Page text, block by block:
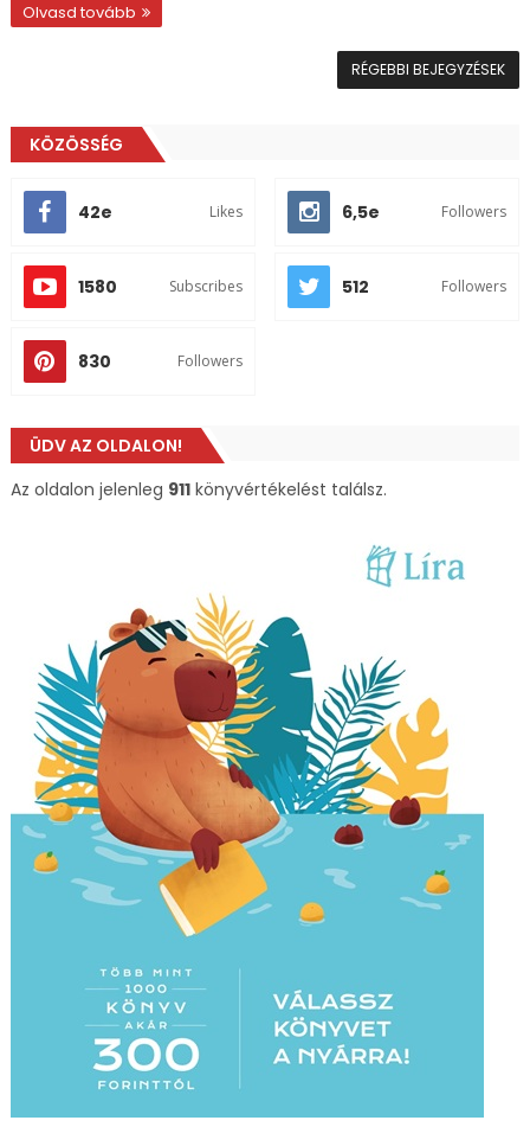
Olvasd tovább
RÉGEBBI BEJEGYZÉSEK
KÖZÖSSÉG
42e Likes 6,5e Followers
1580 Subscribes 512 Followers
830 Followers
ÜDV AZ OLDALON!
Az oldalon jelenleg 911könyvértékelést találsz.